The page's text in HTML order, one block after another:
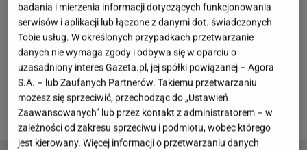
badania i mierzenia informacji dotyczących funkcjonowania
serwisów i aplikacji lub łączone z danymi dot. świadczonych
Tobie usług. W określonych przypadkach przetwarzanie
danych nie wymaga zgody i odbywa się w oparciu o
uzasadniony interes Gazeta.pl, jej spółki powiązanej – Agora
S.A. – lub Zaufanych Partnerów. Takiemu przetwarzaniu
możesz się sprzeciwić, przechodząc do „Ustawień
Zaawansowanych” lub przez kontakt z administratorem – w
zależności od zakresu sprzeciwu i podmiotu, wobec którego
jest kierowany. Więcej informacji o przetwarzaniu danych